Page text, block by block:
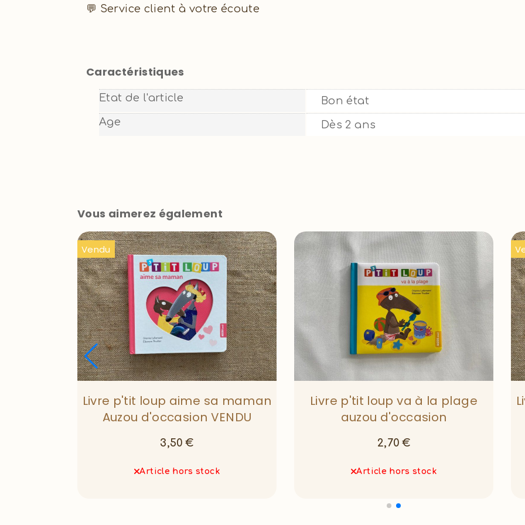
💬 Service client à votre écoute
Caractéristiques
Etat de l'article
Bon état
Age
Dès 2 ans
Vous aimerez également
Livre p'tit loup aime sa maman
Auzou d'occasion VENDU
3,50 €
Article hors stock
Vendu
Livre p'tit loup va à la plage
auzou d'occasion
2,70 €
Article hors stock